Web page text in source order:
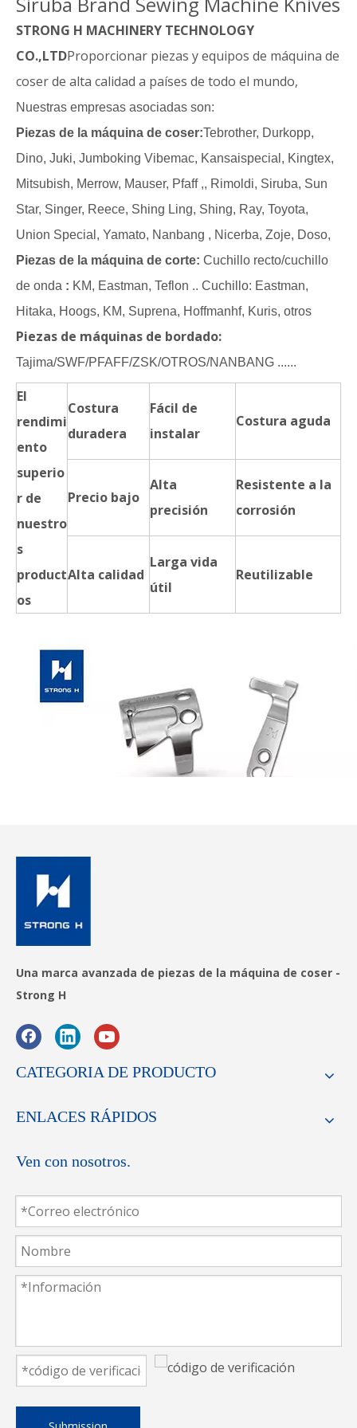
STRONG H MACHINERY TECHNOLOGY
CO.,LTDProporcionar piezas y equipos de máquina de
coser de alta calidad a países de todo el mundo,
Nuestras empresas asociadas son:
Piezas de la máquina de coser:Tebrother, Durkopp,
Dino, Juki, Jumboking Vibemac, Kansaispecial, Kingtex,
Mitsubish, Merrow, Mauser, Pfaff ,, Rimoldi, Siruba, Sun
Star, Singer, Reece, Shing Ling, Shing, Ray, Toyota,
Union Special, Yamato, Nanbang , Nicerba, Zoje, Doso,
Piezas de la máquina de corte: Cuchillo recto/cuchillo
de onda : KM, Eastman, Teflon .. Cuchillo: Eastman,
Hitaka, Hoogs, KM, Suprena, Hoffmanhf, Kuris, otros
Piezas de máquinas de bordado:
Tajima/SWF/PFAFF/ZSK/OTROS/NANBANG ......
El
rendimi
ento
superio
r de
nuestro
s
product
os
Costura
duradera
Fácil de
instalar
Costura aguda
Precio bajo
Alta
precisión
Resistente a la
corrosión
Alta calidad
Larga vida
útil
Reutilizable
cortar tela/cuero/fibra, etc. Podemos proporcionar
soluciones únicas altamente competitivas de diseño
de productos, desarrollo, control de calidad y servicio
Una marca avanzada de piezas de la máquina de coser -
Strong H
CATEGORIA DE PRODUCTO
ENLACES RÁPIDOS
Ven con nosotros.